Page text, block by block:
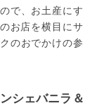
で、お土産にす
お店を横目にサ
のおでかけの参
シェバニラ＆